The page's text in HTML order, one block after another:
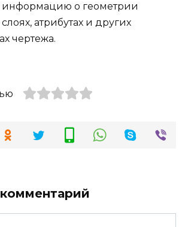
информацию о геометрии
атрибутах и других
чертежа.